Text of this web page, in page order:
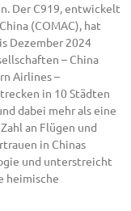
Der C919, entwickelt
(COMAC), hat
Dezember 2024
– China
Airlines –
in 10 Städten
dabei mehr als eine
an Flügen und
in Chinas
und unterstreicht
heimische